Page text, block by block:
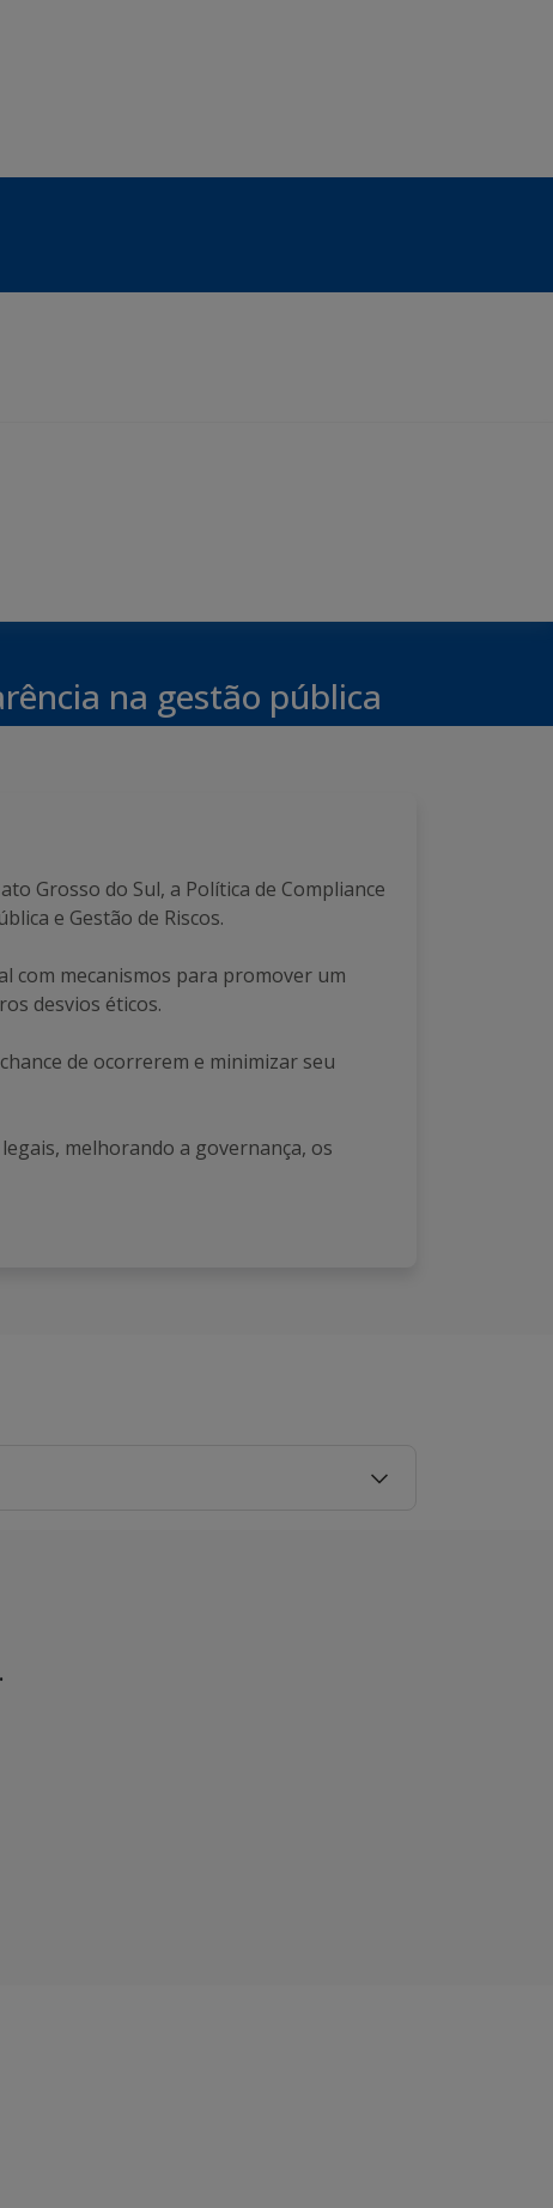
na gestão pública
Grosso do Sul, a Política de Compliance
e Gestão de Riscos.
com mecanismos para promover um
desvios éticos.
de ocorrerem e minimizar seu
melhorando a governança, os